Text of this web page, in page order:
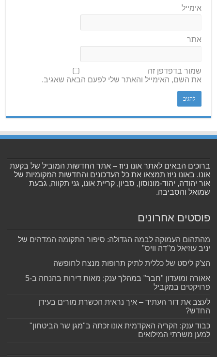
אימייל
אתר
שמור בדפדפן זה
את השם, האימייל והאתר שלי לפעם הבאה שאגיב.
ברוכים הבאים לאתר אונו ניוז – אתר החדשות המוביל של בקעת
אונו. באונו ניוז תמצאו את כל העדכונים והחדשות המקומיות של
אור יהודה, יהוד-מונוסון, סביון, קריית אונו, גני תקווה, גבעת
שמואל והסביבה.
פוסטים אחרונים
מהתהום העמוקה לבמה הגדולה: סיפור התקומה המדהים של
יניב עוזיאל מ"דה וויס"
הצ'ק ליסט של כללית לתיק תרופות מנצח לחופשה
אאורה ומועדון "חבר" במהלך ענק: מאות דירות בהנחה ב-5
פרויקטים במקביל
לעצב את דור העתיד – איך נראית הכשרת מורים בעידן
החדש?
כבוד ענק: הקריה האקדמית אונו זכתה ב"מגן שר הביטחון"
למען משרתי המילואים